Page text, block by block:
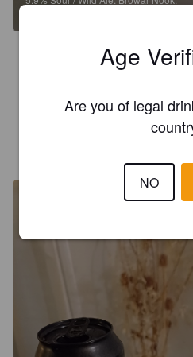
Age
Are you of legal
NO